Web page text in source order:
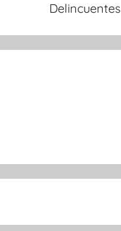
Delincuentes